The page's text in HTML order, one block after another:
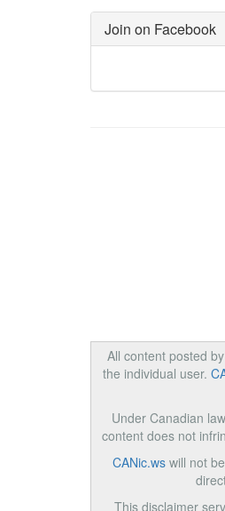
Join on Facebook
All content posted
the individual user.
Under Canadian
content does not
CANic.wswill not
This disclaimer